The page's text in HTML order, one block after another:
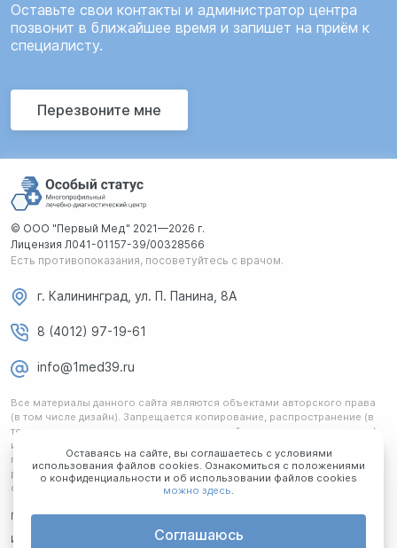
Оставьте свои контакты и администратор центра
позвонит в ближайшее время и запишет на приём к
специалисту.
Перезвоните мне
© ООО "Первый Мед" 2021—2026 г.
Лицензия Л041-01157-39/00328566
Есть противопоказания, посоветуйтесь с врачом.
г. Калининград, ул. П. Панина, 8А
8 (4012) 97-19-61
info@1med39.ru
Все материалы данного сайта являются объектами авторского права
(в том числе дизайн). Запрещается копирование, распространение (в
том числе путем копирования на другие сайты и ресурсы в интернете)
или любое иное использование информации и объектов без
предварительного согласия правообладателя. Любая информация,
размещенная на сайте, не является публичной офертой и носит
ознакомительный характер.
Политика обработки ПД
Информация для потребителя
Оставаясь на сайте, вы соглашаетесь с условиями
использования файлов cookies. Ознакомиться с положениями
о конфиденциальности и об использовании файлов cookies
можно здесь.
Соглашаюсь